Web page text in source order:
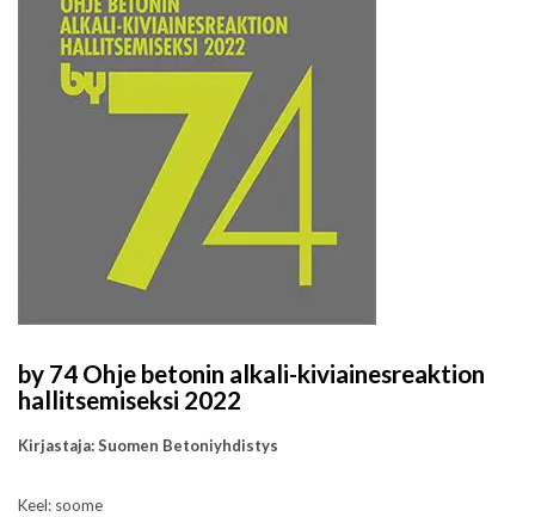
by 74 Ohje betonin alkali-kiviainesreaktion
hallitsemiseksi 2022
Kirjastaja: Suomen Betoniyhdistys
Keel: soome